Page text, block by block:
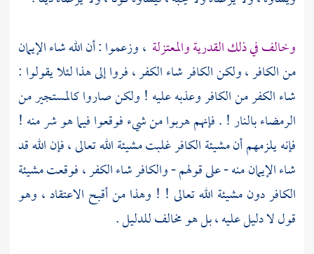
وخالف في ذلكالقدريةوالمعتزلة ، وزعموا : أن الله شاء الإيمان
من الكافر ، ولكن الكافر شاء الكفر ، فروا إلى هذا لئلا يقولوا :
شاء الكفر من الكافر وعذبه عليه ! ولكن صاروا كالمستجير من
الرمضاء بالنار ! . فإنهم هربوا من شيء فوقعوا فيما هو شر منه !
فإنه يلزمهم أن مشيئة الكافر غلبت مشيئة الله تعالى ، فإن الله قد
شاء الإيمان منه - على قولهم - والكافر شاء الكفر ، فوقعت مشيئة
الكافر دون مشيئة الله تعالى ! ! وهذا من أقبح الاعتقاد ، وهو
قول لا دليل عليه ، بل هو مخالف للدليل .